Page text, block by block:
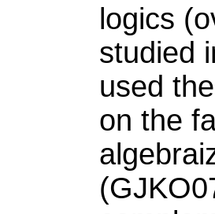
logics
studied
used
on the